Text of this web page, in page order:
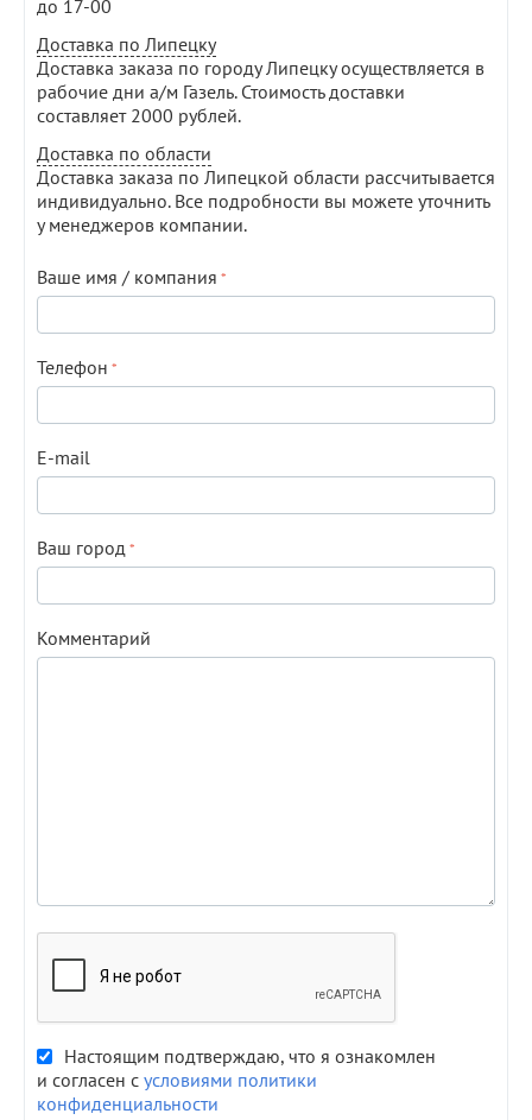
до 17-00
Доставка по Липецку
Доставка заказа по городу Липецку осуществляется в
рабочие дни а/м Газель. Стоимость доставки
составляет 2000 рублей.
Доставка по области
Доставка заказа по Липецкой области рассчитывается
индивидуально. Все подробности вы можете уточнить
у менеджеров компании.
Ваше имя / компания
Телефон
E-mail
Ваш город
Комментарий
Настоящим подтверждаю, что я ознакомлен
и согласен с условиями политики
конфиденциальности